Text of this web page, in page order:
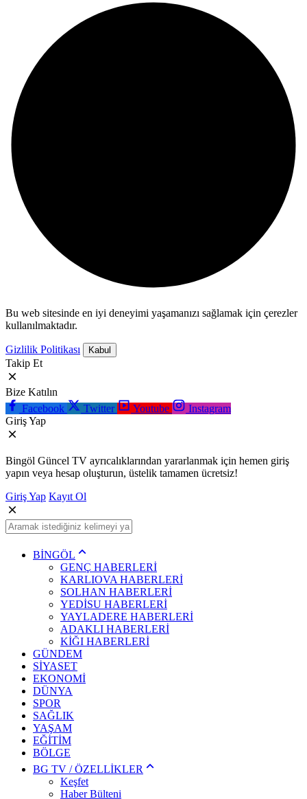
Bu web sitesinde en iyi deneyimi yaşamanızı sağlamak için çerezler
kullanılmaktadır.
Gizlilik Politikası Kabul
Takip Et
Bize Katılın
Facebook
Twitter Youtube
Instagram
Giriş Yap
Bingöl Güncel TV ayrıcalıklarından yararlanmak için hemen giriş
yapın veya hesap oluşturun, üstelik tamamen ücretsiz!
Giriş Yap Kayıt Ol
BİNGÖL
GENÇ HABERLERİ
KARLIOVA HABERLERİ
SOLHAN HABERLERİ
YEDİSU HABERLERİ
YAYLADERE HABERLERİ
ADAKLI HABERLERİ
KİĞI HABERLERİ
GÜNDEM
SİYASET
EKONOMİ
DÜNYA
SPOR
SAĞLIK
YAŞAM
EĞİTİM
BÖLGE
BG TV / ÖZELLİKLER
Keşfet
Haber Bülteni